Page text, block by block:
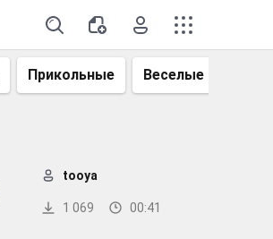
Прикольные Веселые
1 069 00:41
tooya